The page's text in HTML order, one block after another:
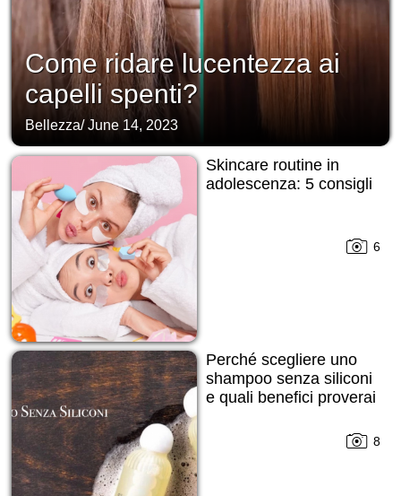
Come ridare lucentezza ai
capelli spenti?
Bellezza/June 14, 2023
Skincare routine in
adolescenza: 5 consigli
6
Perché scegliere uno
shampoo senza siliconi
e quali benefici proverai
8